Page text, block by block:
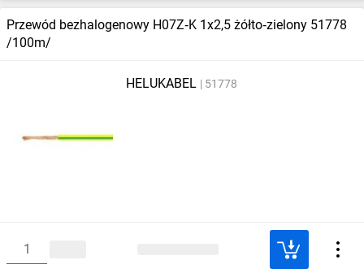
Przewód bezhalogenowy H07Z‑K 1x2,5 żółto‑zielony 51778
/100m/
HELUKABEL 51778